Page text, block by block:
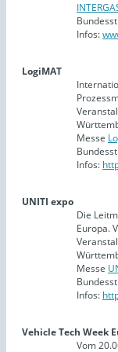
Infos:
LogiMAT
Messe
Infos:
UNITI expo
Die
Europa.
Messe
Infos:
Vehicle Tech Week
Vom